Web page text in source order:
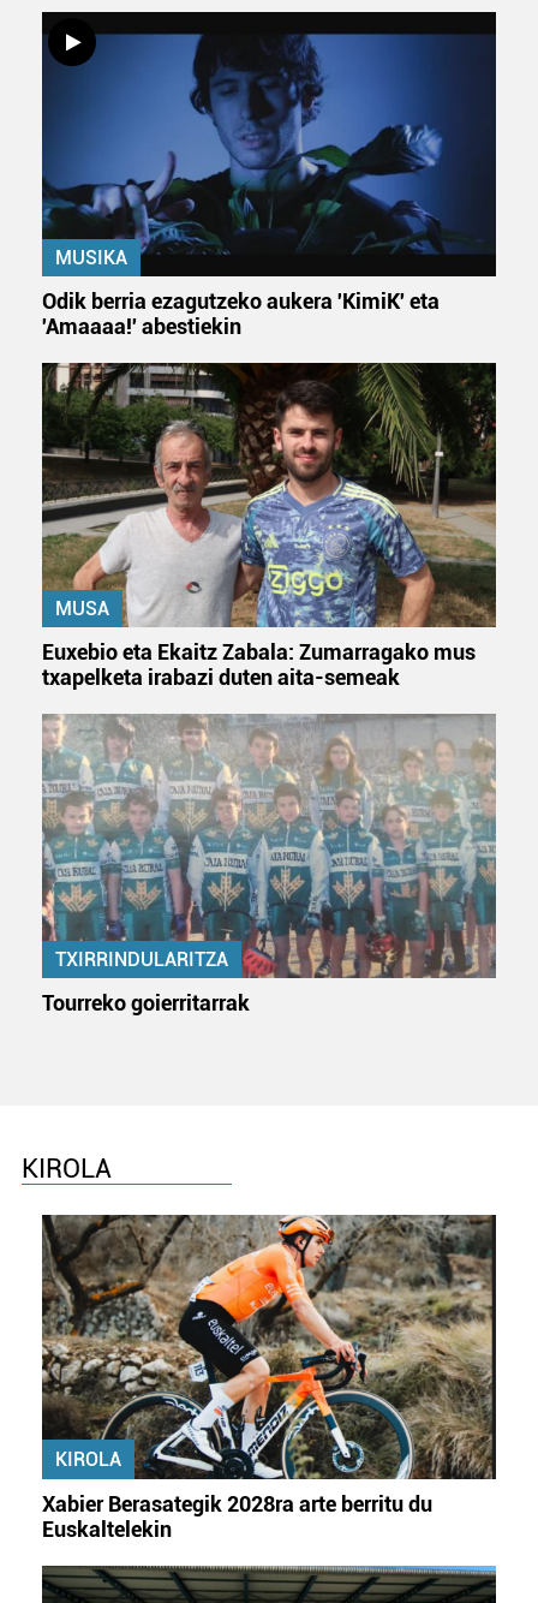
MUSIKA
Odik berria ezagutzeko aukera 'KimiK' eta
'Amaaaa!' abestiekin
MUSA
Euxebio eta Ekaitz Zabala: Zumarragako mus
txapelketa irabazi duten aita-semeak
TXIRRINDULARITZA
Tourreko goierritarrak
KIROLA
KIROLA
Xabier Berasategik 2028ra arte berritu du
Euskaltelekin